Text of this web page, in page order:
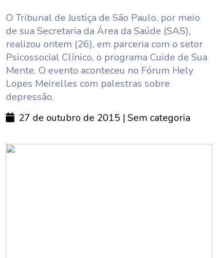
O Tribunal de Justiça de São Paulo, por meio
de sua Secretaria da Área da Saúde (SAS),
realizou ontem (26), em parceria com o setor
Psicossocial Clínico, o programa Cuide de Sua
Mente. O evento aconteceu no Fórum Hely
Lopes Meirelles com palestras sobre
depressão.
27 de outubro de 2015 | Sem categoria